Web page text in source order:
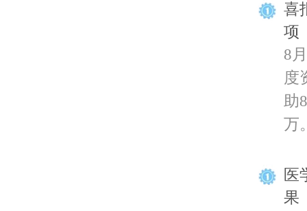
喜
项
8
度
助
万
医
果